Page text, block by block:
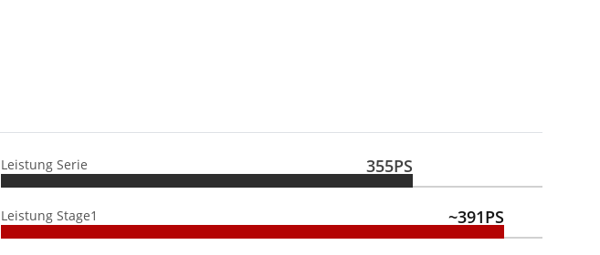
Leistung Serie 355PS
Leistung Stage1 ~391PS